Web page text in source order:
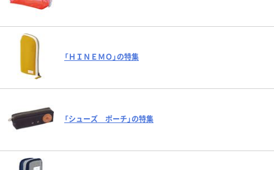
「ＨＩＮＥＭＯ」の特集
「シューズ ポーチ」の特集